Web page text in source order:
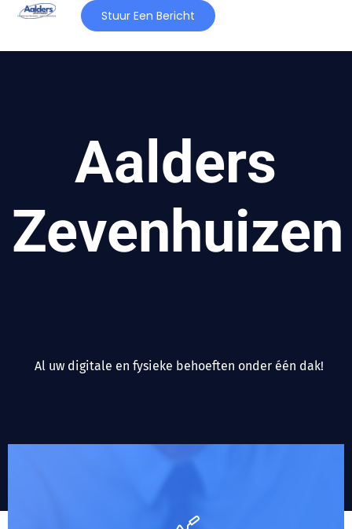
Stuur Een Bericht
Aalders
Zevenhuizen
Al uw digitale en fysieke behoeften onder één dak!